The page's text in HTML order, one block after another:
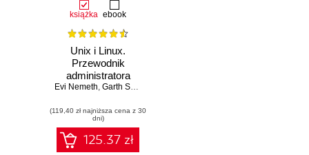
książka ebook
Unix i Linux.
Przewodnik
administratora
systemów.
Evi Nemeth, Garth Snyder
(119,40 zł najniższa cena z 30
dni)
125.37 zł